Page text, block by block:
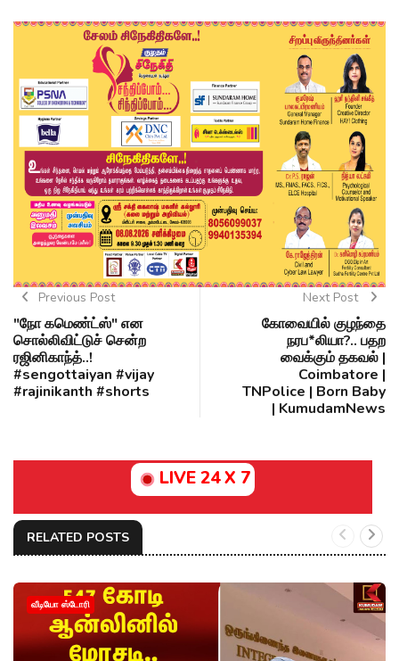
Previous Post
"நோ கமெண்ட்ஸ்" என
சொல்லிவிட்டுச் சென்ற
ரஜினிகாந்த்..!
#sengottaiyan #vijay
#rajinikanth #shorts
Next Post
கோவையில் குழந்தை
நரப*லியா?.. பதற
வைக்கும் தகவல் |
Coimbatore |
TNPolice | Born Baby
| KumudamNews
LIVE 24 X 7
RELATED POSTS
வீடியோ ஸ்டோரி